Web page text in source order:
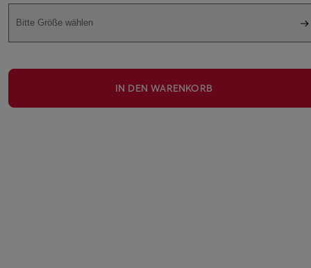
Bitte Größe wählen
IN DEN WARENKORB